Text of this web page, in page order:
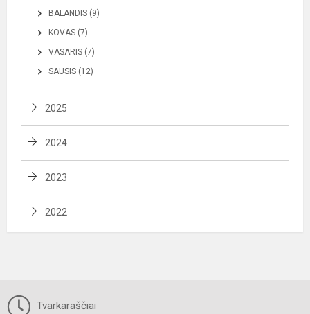
BALANDIS (9)
KOVAS (7)
VASARIS (7)
SAUSIS (12)
2025
2024
2023
2022
Tvarkaraščiai